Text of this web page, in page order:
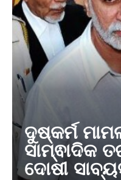
ଦୁଷ୍କର୍ମ
ସାମ୍ଵାଦିକ
ଦୋଷୀ